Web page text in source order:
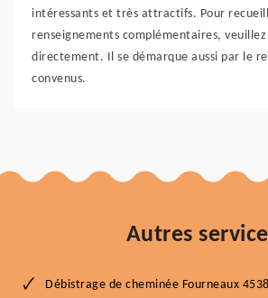
intéressants et très attractifs. Pour
renseignements complémentaires,
directement. Il se démarque aussi par le
convenus.
Autres
Débistrage de cheminée Fourneaux